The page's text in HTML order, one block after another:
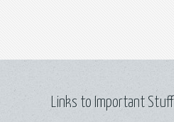
Links to Important Stuff